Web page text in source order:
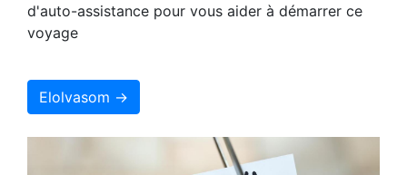
d'auto-assistance pour vous aider à démarrer ce
voyage
Elolvasom →